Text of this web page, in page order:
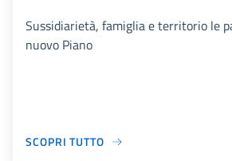
Sussidiarietà, famiglia e territorio le
nuovo Piano
SCOPRI TUTTO